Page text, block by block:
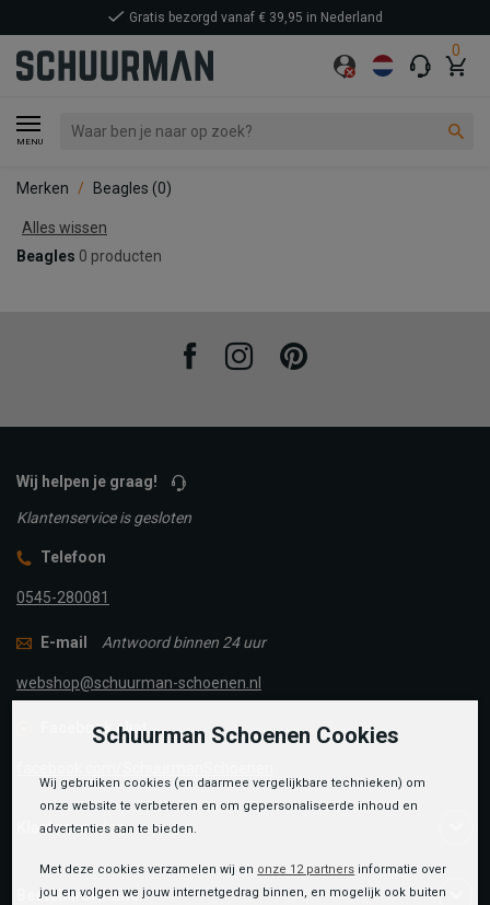
0
MENU
Gratis bezorgd vanaf € 39,95 in Nederland
Merken Beagles (0)
Alles wissen
Beagles 0 producten
FacebookInstagramPinterest
Wij helpen je graag!
Klantenservice is gesloten
Telefoon
0545-280081
E-mail Antwoord binnen 24 uur
webshop@schuurman-schoenen.nl
Facebook chat
Klantenservice
Bestelinformatie
Schuurman Schoenen Cookies
Wij gebruiken cookies (en daarmee vergelijkbare technieken) om
onze website te verbeteren en om gepersonaliseerde inhoud en
advertenties aan te bieden.
Met deze cookies verzamelen wij en onze 12 partners informatie over
jou en volgen we jouw internetgedrag binnen, en mogelijk ook buiten